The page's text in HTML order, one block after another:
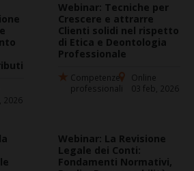
2026
Webinar: Tecniche per
Crescere e attrarre
Clienti solidi nel rispetto
di Etica e Deontologia
Professionale
Competenze
professionali
Online
03 feb, 2026
Webinar: La Revisione
Legale dei Conti:
Fondamenti Normativi,